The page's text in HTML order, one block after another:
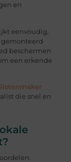
en
eenvoudig,
gemonteerd
beschermen
een erkende
die snel en